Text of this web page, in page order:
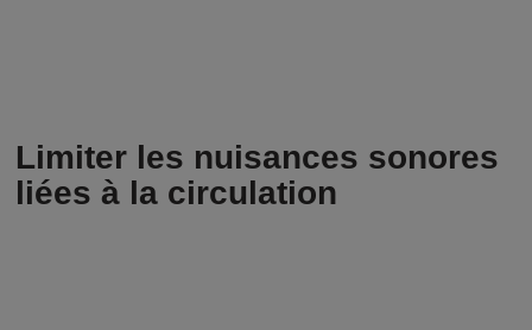
Limiter les nuisances sonores
liées à la circulation